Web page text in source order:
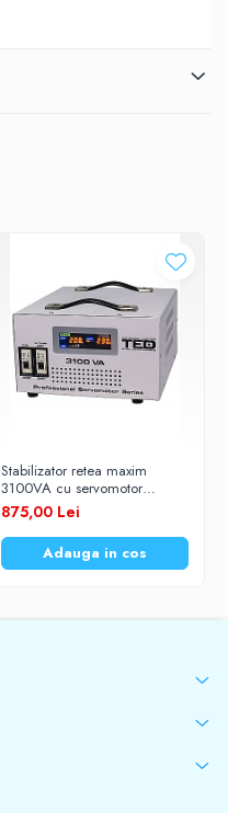
Stabilizator retea maxim
3100VA cu servomotor
TED3100SVC TED Electric
875,00 Lei
Adauga in cos